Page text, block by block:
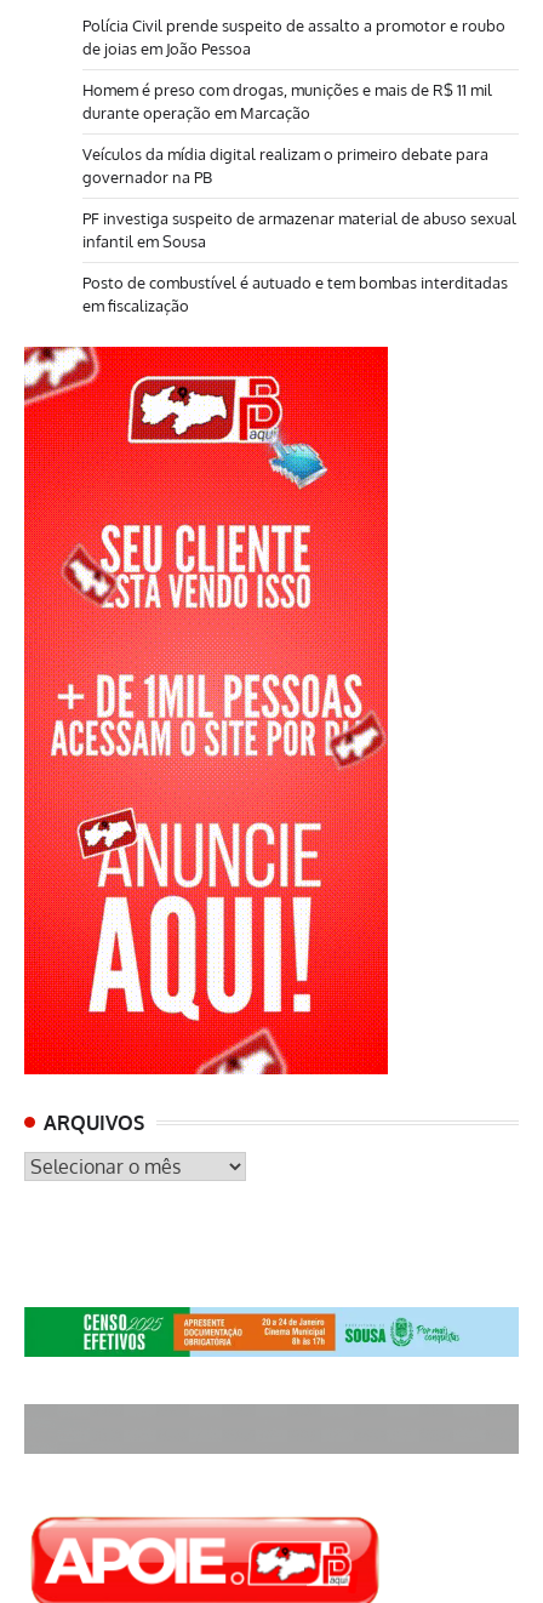
Polícia Civil prende suspeito de assalto a promotor e roubo
de joias em João Pessoa
Homem é preso com drogas, munições e mais de R$ 11 mil
durante operação em Marcação
Veículos da mídia digital realizam o primeiro debate para
governador na PB
PF investiga suspeito de armazenar material de abuso sexual
infantil em Sousa
Posto de combustível é autuado e tem bombas interditadas
em fiscalização
ARQUIVOS
ARQUIVOS